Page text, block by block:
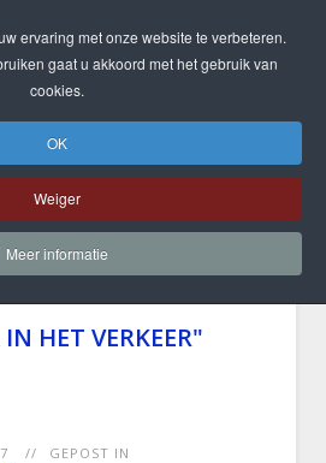
AGENT MOET
HET VERKEER"
GEPOST IN
ervaring met onze website te verbeteren.
gaat u akkoord met het gebruik van
cookies.
OK
Weiger
Meer informatie